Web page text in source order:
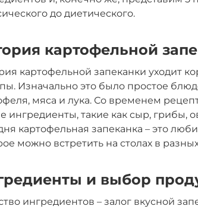
до диетического.
картофельной
картофельной запеканки уходит
Изначально это было простое
мяса и лука. Со временем
ингредиенты, такие как сыр, грибы,
картофельная запеканка – это
можно встретить на столах в
и выбор
ингредиентов – залог вкусной